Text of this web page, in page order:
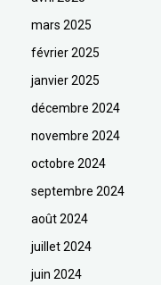
mars 2025
février 2025
janvier 2025
décembre 2024
novembre 2024
octobre 2024
septembre 2024
août 2024
juillet 2024
juin 2024